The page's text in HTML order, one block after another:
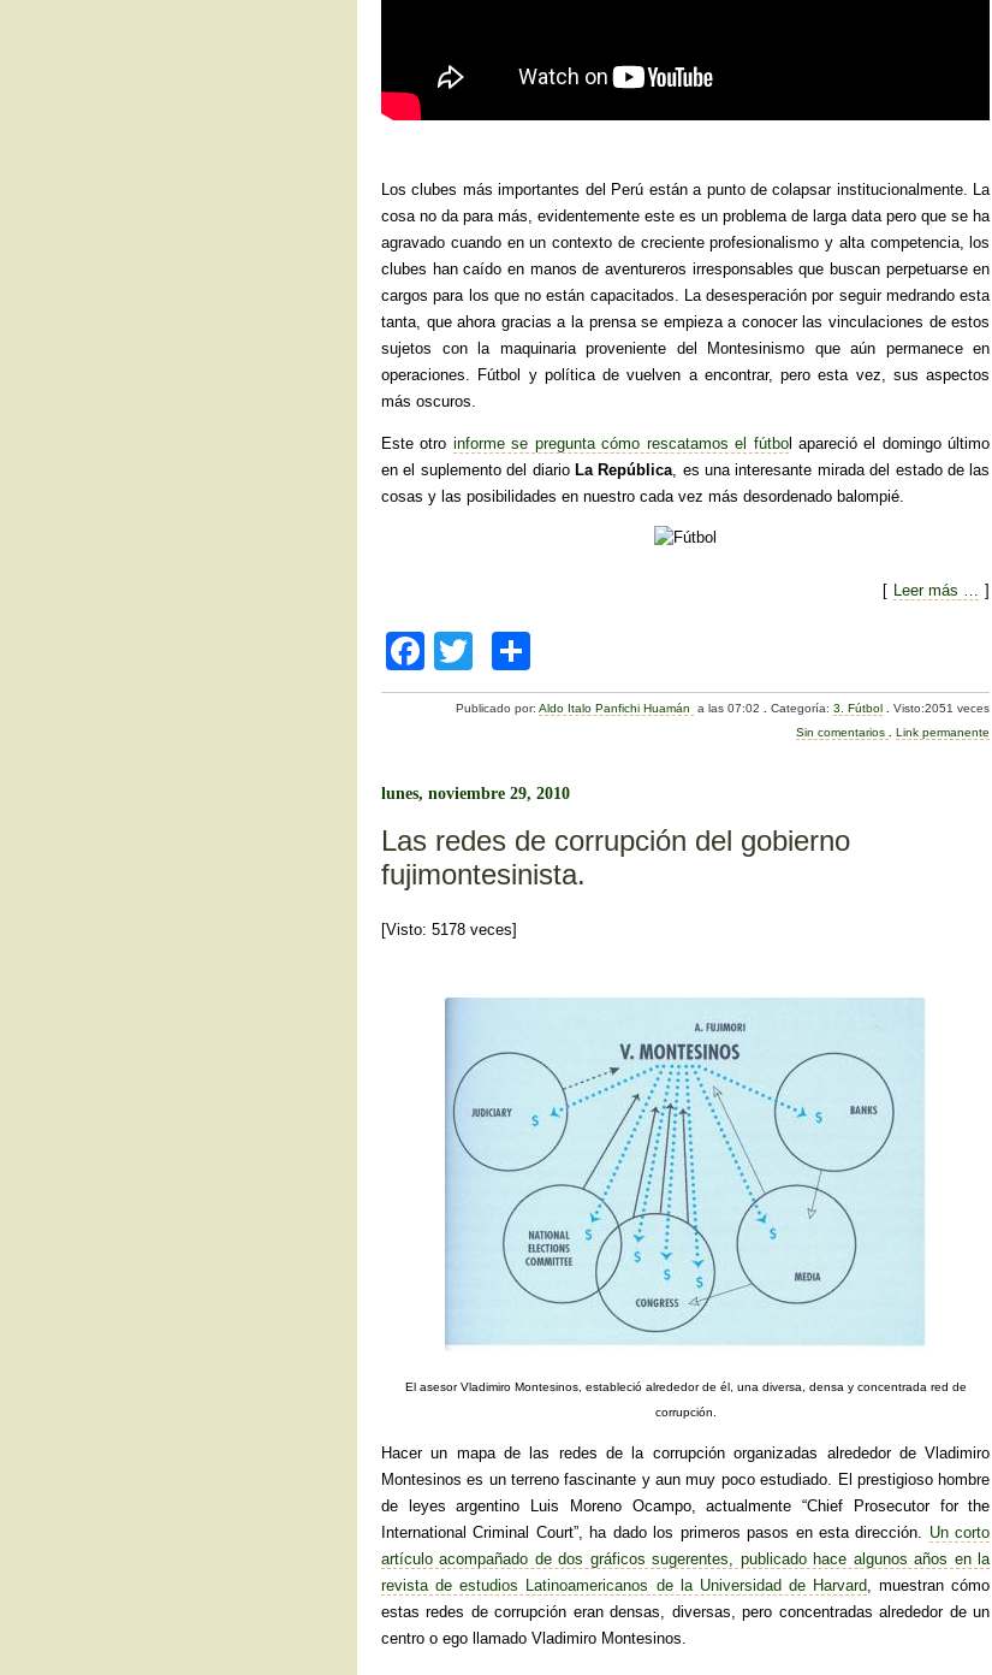
Los clubes más importantes del Perú están a punto de colapsar institucionalmente. La
cosa no da para más, evidentemente este es un problema de larga data pero que se ha
agravado cuando en un contexto de creciente profesionalismo y alta competencia, los
clubes han caído en manos de aventureros irresponsables que buscan perpetuarse en
cargos para los que no están capacitados. La desesperación por seguir medrando esta
tanta, que ahora gracias a la prensa se empieza a conocer las vinculaciones de estos
sujetos con la maquinaria proveniente del Montesinismo que aún permanece en
operaciones. Fútbol y política de vuelven a encontrar, pero esta vez, sus aspectos
más oscuros.
Este otro informe se pregunta cómo rescatamos el fútbol apareció el domingo último
en el suplemento del diario La República, es una interesante mirada del estado de las
cosas y las posibilidades en nuestro cada vez más desordenado balompié.
[ Leer más … ]
F
a
b
o
o
k
wi o
m
ar
tir
Publicado por:Aldo Italo Panfichi Huamán a las 07:02 .Categoría:3. Fútbol
Visto:2051 veces
Sin comentarios
Link permanente
lunes, noviembre 29, 2010
Las redes de corrupción del gobierno
fujimontesinista.
[Visto: 5178 veces]
El asesor Vladimiro Montesinos, estableció alrededor de él, una diversa, densa y concentrada red de
corrupción.
Hacer un mapa de las redes de la corrupción organizadas alrededor de Vladimiro
Montesinos es un terreno fascinante y aun muy poco estudiado. El prestigioso hombre
de leyes argentino Luis Moreno Ocampo, actualmente “Chief Prosecutor for the
International Criminal Court”, ha dado los primeros pasos en esta dirección. Un corto
artículo acompañado de dos gráficos sugerentes, publicado hace algunos años en la
revista de estudios Latinoamericanos de la Universidad de Harvard, muestran cómo
estas redes de corrupción eran densas, diversas, pero concentradas alrededor de un
centro o ego llamado Vladimiro Montesinos.